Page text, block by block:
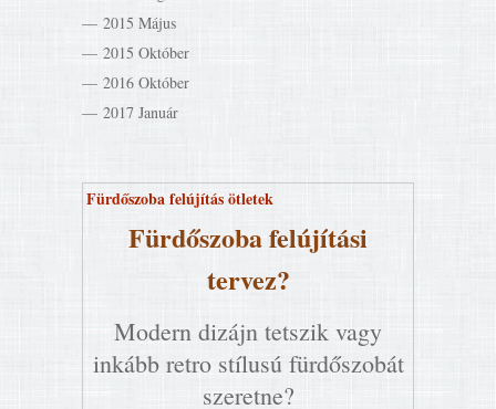
2015 Május
2015 Október
2016 Október
2017 Január
Fürdőszoba felújítás ötletek
Fürdőszoba felújítási
tervez?
Modern dizájn tetszik vagy
inkább retro stílusú fürdőszobát
szeretne?